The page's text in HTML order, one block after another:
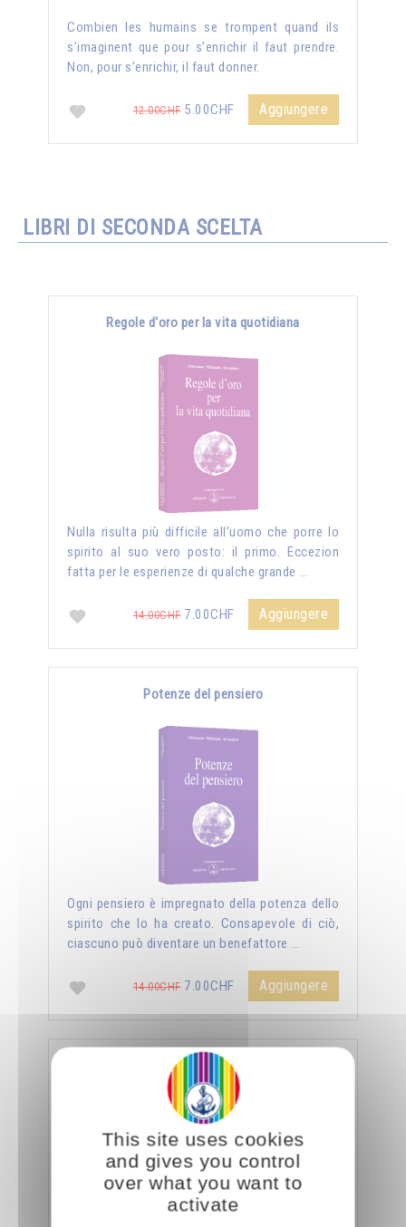
Combien les humains se trompent quand ils
s’imaginent que pour s’enrichir il faut prendre.
Non, pour s’enrichir, il faut donner.
12.00CHF5.00CHF Aggiungere
LIBRI DI SECONDA SCELTA
Regole d'oro per la vita quotidiana
Nulla risulta più difficile all’uomo che porre lo
spirito al suo vero posto: il primo. Eccezion
fatta per le esperienze di qualche grande …
14.00CHF7.00CHF Aggiungere
Potenze del pensiero
Ogni pensiero è impregnato della potenza dello
spirito che lo ha creato. Consapevole di ciò,
ciascuno può diventare un benefattore …
14.00CHF7.00CHF Aggiungere
La sessualità forza del cielo
This site uses cookies
and gives you control
over what you want to
activate